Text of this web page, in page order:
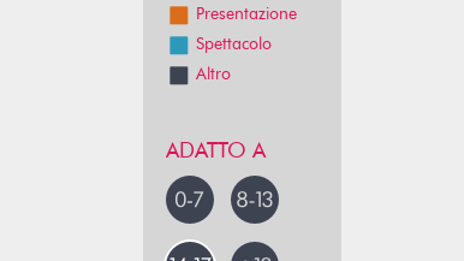
Presentazione
Spettacolo
Altro
ADATTO A